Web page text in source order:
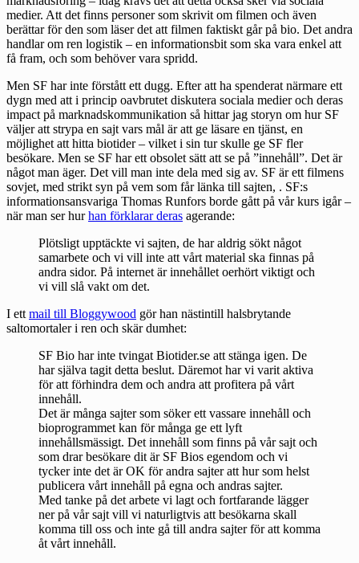
medier. Att det finns personer som skrivit om filmen och även
berättar för den som läser det att filmen faktiskt går på bio. Det andra
handlar om ren logistik – en informationsbit som ska vara enkel att
få fram, och som behöver vara spridd.
Men SF har inte förstått ett dugg. Efter att ha spenderat närmare ett
dygn med att i princip oavbrutet diskutera sociala medier och deras
impact på marknadskommunikation så hittar jag storyn om hur SF
väljer att strypa en sajt vars mål är att ge läsare en tjänst, en
möjlighet att hitta biotider – vilket i sin tur skulle ge SF fler
besökare. Men se SF har ett obsolet sätt att se på ”innehåll”. Det är
något man äger. Det vill man inte dela med sig av. SF är ett filmens
sovjet, med strikt syn på vem som får länka till sajten, . SF:s
informationsansvariga Thomas Runfors borde gått på vår kurs igår –
när man ser hurhan förklarar deras agerande:
Plötsligt upptäckte vi sajten, de har aldrig sökt något
samarbete och vi vill inte att vårt material ska finnas på
andra sidor. På internet är innehållet oerhört viktigt och
vi vill slå vakt om det.
I ettmail till Bloggywood gör han nästintill halsbrytande
saltomortaler i ren och skär dumhet:
SF Bio har inte tvingat Biotider.se att stänga igen. De
har själva tagit detta beslut. Däremot har vi varit aktiva
för att förhindra dem och andra att profitera på vårt
innehåll.
Det är många sajter som söker ett vassare innehåll och
bioprogrammet kan för många ge ett lyft
innehållsmässigt. Det innehåll som finns på vår sajt och
som drar besökare dit är SF Bios egendom och vi
tycker inte det är OK för andra sajter att hur som helst
publicera vårt innehåll på egna och andras sajter.
Med tanke på det arbete vi lagt och fortfarande lägger
ner på vår sajt vill vi naturligtvis att besökarna skall
komma till oss och inte gå till andra sajter för att komma
åt vårt innehåll.